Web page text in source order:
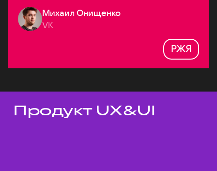
Михаил Онищенко
VK
РЖЯ
Темы докладов
Продукт UX&UI